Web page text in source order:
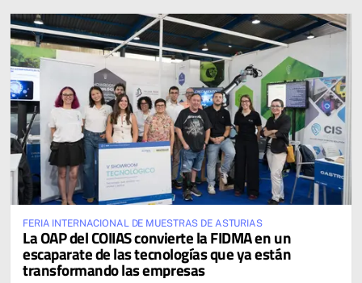
FERIA INTERNACIONAL DE MUESTRAS DE ASTURIAS
La OAP del COIIAS convierte la FIDMA en un
escaparate de las tecnologías que ya están
transformando las empresas